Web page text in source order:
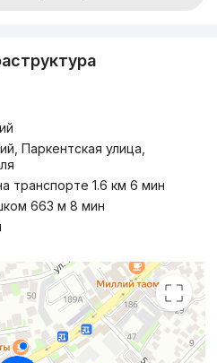
Паркентская улица,
транспорте 1.6 км 6 мин
663 м 8 мин